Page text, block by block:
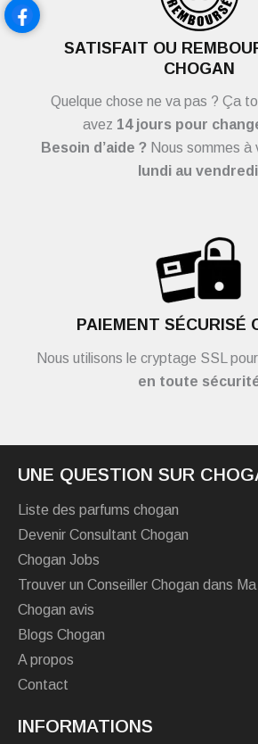
SATISFAIT OU
CHOGAN
Quelque chose ne va pas ? Ça
avez 14 jours pour
Besoin d’aide ? Nous sommes à
lundi au
PAIEMENT SÉCURISÉ
Nous utilisons le cryptage SSL
en toute
UNE QUESTION SUR
Liste des parfums chogan
Devenir Consultant Chogan
Chogan Jobs
Trouver un Conseiller Chogan dans
Chogan avis
Blogs Chogan
A propos
Contact
INFORMATIONS